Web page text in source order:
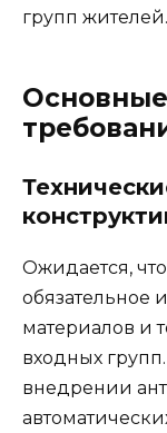
групп жителей.
Ожидается,
обязательное
материалов и
входных
внедрении